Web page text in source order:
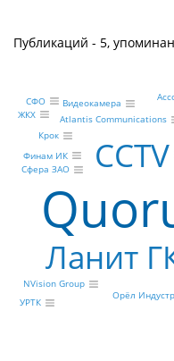
Публикаций - 5,
Ланит
CCTV
Atlantis Communications
NVision Group
Крок
Финам ИК
Орёл
Видеокамера
Сфера ЗАО
СФО
ЖКХ
УРТК